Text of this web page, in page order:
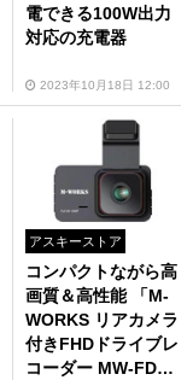
電できる100W出力
対応の充電器
2023年10月18日 12:00
アスキーストア
コンパクトながら高
画質＆高性能 「M-
WORKS リアカメラ
付きFHDドライブレ
コーダー MW-FDR1